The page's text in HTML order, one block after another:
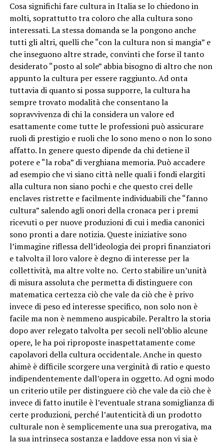
Cosa significhi fare cultura in Italia se lo chiedono in
molti, soprattutto tra coloro che alla cultura sono
interessati. La stessa domanda se la pongono anche
tutti gli altri, quelli che “con la cultura non si mangia” e
che inseguono altre strade, convinti che forse il tanto
desiderato “posto al sole” abbia bisogno di altro che non
appunto la cultura per essere raggiunto. Ad onta
tuttavia di quanto si possa supporre, la cultura ha
sempre trovato modalità che consentano la
sopravvivenza di chi la considera un valore ed
esattamente come tutte le professioni può assicurare
ruoli di prestigio e ruoli che lo sono meno o non lo sono
affatto. In genere questo dipende da chi detiene il
potere e “la roba” di verghiana memoria. Può accadere
ad esempio che vi siano città nelle quali i fondi elargiti
alla cultura non siano pochi e che questo crei delle
enclaves ristrette e facilmente individuabili che “fanno
cultura” salendo agli onori della cronaca per i premi
ricevuti o per nuove produzioni di cui i media canonici
sono pronti a dare notizia. Queste iniziative sono
l’immagine riflessa dell’ideologia dei propri finanziatori
e talvolta il loro valore è degno di interesse per la
collettività, ma altre volte no. Certo stabilire un’unità
di misura assoluta che permetta di distinguere con
matematica certezza ciò che vale da ciò che è privo
invece di peso ed interesse specifico, non solo non è
facile ma non è nemmeno auspicabile. Peraltro la storia
dopo aver relegato talvolta per secoli nell’oblio alcune
opere, le ha poi riproposte inaspettatamente come
capolavori della cultura occidentale. Anche in questo
ahimè è difficile scorgere una verginità di ratio e questo
indipendentemente dall’opera in oggetto. Ad ogni modo
un criterio utile per distinguere ciò che vale da ciò che è
invece di fatto inutile è l’eventuale strana somiglianza di
certe produzioni, perché l’autenticità di un prodotto
culturale non è semplicemente una sua prerogativa, ma
la sua intrinseca sostanza e laddove essa non vi sia è